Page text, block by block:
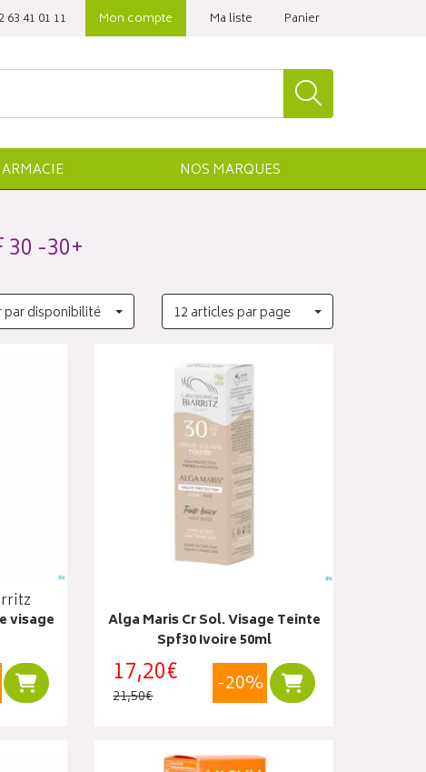
63 41 01 11‬ Mon compte Ma liste Panier
NOS MARQUES
30 -30+
par disponibilité 12 articles par page
visage
Ajouter au panier
Alga Maris Cr Sol. Visage Teinte
Spf30 Ivoire 50ml
17,20€
21,50€ -20% Ajouter au panier